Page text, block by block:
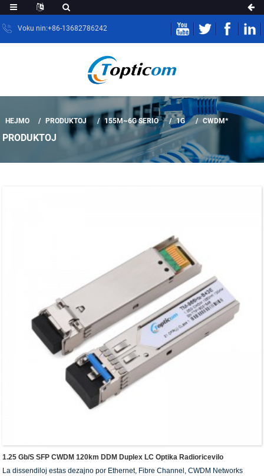
Voku nin:+86-13682786242
HEJMO PRODUKTOJ 155M~6G SERIO 1G CWDM*
PRODUKTOJ
1.25 Gb/s SFP CWDM 120km DDM Duplex LC Optika Radioricevilo
La dissendiloj estas dezajno por Ethernet, Fibre Channel, CWDM Networks